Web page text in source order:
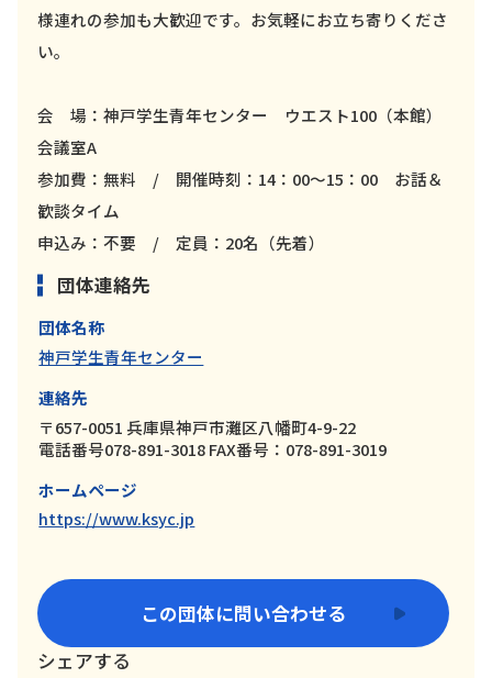
様連れの参加も大歓迎です。お気軽にお立ち寄りくださ
い。
会 場：神戸学生青年センター ウエスト100（本館）
会議室A
参加費：無料 / 開催時刻：14：00～15：00 お話＆
歓談タイム
申込み：不要 / 定員：20名（先着）
団体連絡先
団体名称
神戸学生青年センター
連絡先
〒657-0051 兵庫県神戸市灘区八幡町4-9-22
電話番号078-891-3018 FAX番号：078-891-3019
ホームページ
https://www.ksyc.jp
この団体に問い合わせる
シェアする